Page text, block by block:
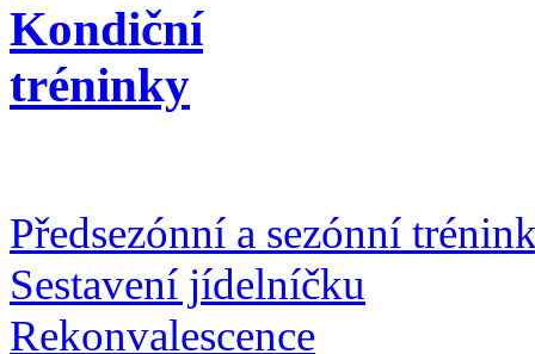
Kondiční
tréninky
Předsezónní a sezónní
Sestavení jídelníčku
Rekonvalescence